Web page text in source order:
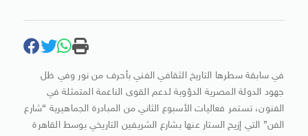
في سابقة سطرها التاريخ الثقافي الفني بأحرف من نور وفي ظل
جهود الدولة المصرية الدؤوبة لدعم القوى الناعمة المتمثلة في
الفنون، تستمر فعاليات الأسبوع الثاني من المبادرة الجماهيرية “شارع
الفن” التي إزيح الستار عنها بشارع الشريفين التاريخي بوسط القاهرة